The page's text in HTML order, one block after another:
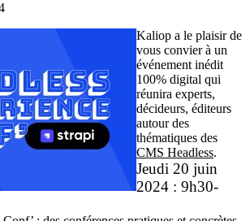
Kaliop a le plaisir de
vous convier à un
événement inédit
100% digital qui
réunira experts,
décideurs, éditeurs
autour des
thématiques des
CMS Headless.
Jeudi 20 juin
2024 : 9h30-